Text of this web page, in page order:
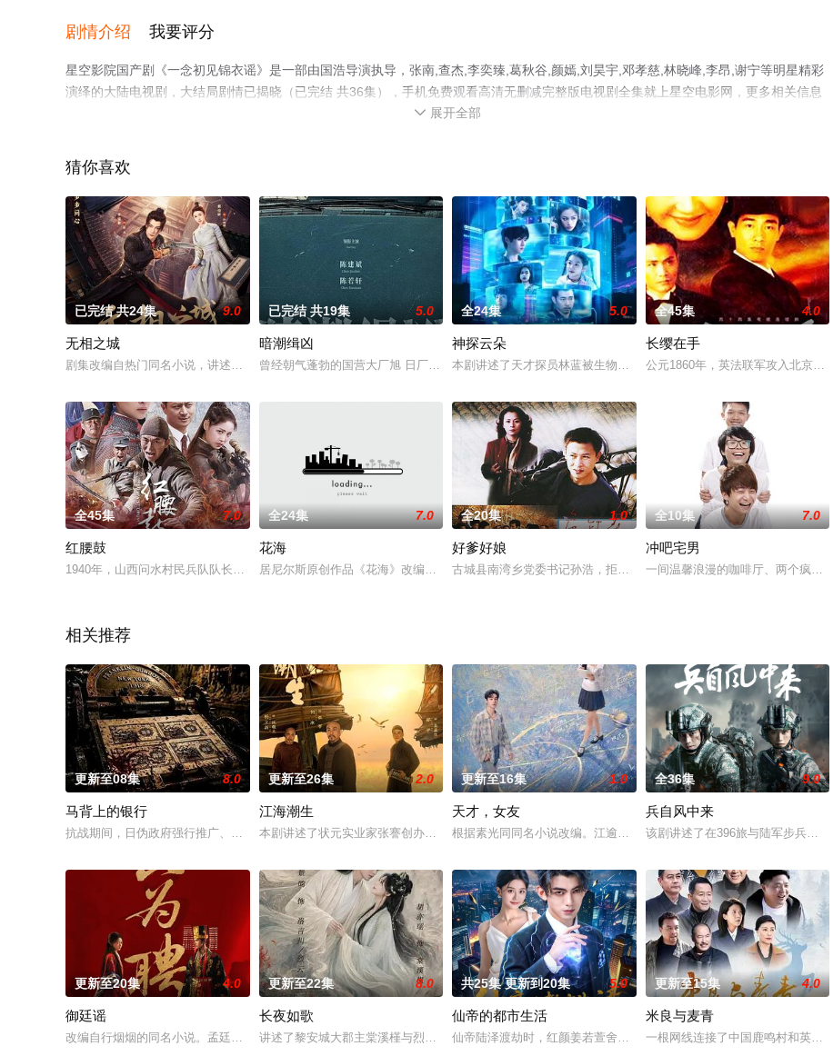
剧情介绍 我要评分
星空影院国产剧《一念初见锦衣谣》是一部由国浩导演执导，张南,查杰,李奕臻,葛秋谷,颜嫣,刘昊宇,邓孝慈,林晓峰,李昂,谢宁等明星精彩
演绎的大陆电视剧，大结局剧情已揭晓（已完结 共36集），手机免费观看高清无删减完整版电视剧全集就上星空电影网，更多相关信息
 展开全部
猜你喜欢
已完结 共24集 9.0
无相之城
剧集改编自热门同名小说，讲述少女仵作许琳琅因血案卷入江湖，与鹿九、司马箜组成热血三人组，在无相城等势力交织的“江湖暗网”中携手探案，
已完结 共19集 5.0
暗潮缉凶
曾经朝气蓬勃的国营大厂旭 日厂内，一具断 足女 尸被意外发现丢弃在废弃的排污水池中，死者是厂职工子女
全24集 5.0
神探云朵
本剧讲述了天才探员林蓝被生物光线照射，变成10岁大小的小萝莉，顶
全45集 4.0
长缨在手
公元1860年，英法联军攻入北京，
全45集 7.0
红腰鼓
1940年，山西问水村民兵队队长窦三喜召集邻村的民兵骨干开会，商讨如何端掉伪军据点薛山寨事宜，但因奸细出卖，所有人壮烈牺牲，缺席会议
全24集 7.0
花海
居尼尔斯原创作品《花海》改编，讲述了校园女神祝年年和无厘头大姐大陈静安阴差阳错互换身份的故事。陈
全20集 1.0
好爹好娘
古城县南湾乡党委书记孙浩，拒绝上缴二百万摊派款，县委书记陈志远
全10集 7.0
冲吧宅男
一间温馨浪漫的咖啡厅、两个疯狂
相关推荐
更新至08集 8.0
马背上的银行
抗战期间，日伪政府强行推广、使用由“中国准备银行”发行的伪钞货币。根据党中央指示，高景波、徐邵梁、孙希光和黄鹰等人开始筹备建立冀南银
更新至26集 2.0
江海潮生
本剧讲述了状元实业家张謇创办大生企业，实业报国的故事。甲午战争后，国家蒙羞，张謇虽高中状元，却渴
更新至16集 1.0
天才，女友
根据素光同同名小说改编。江逾白长大以后，林知夏忽然对他说：“江
全36集 9.0
兵自风中来
该剧讲述了在396旅与陆军步兵学
更新至20集 4.0
御廷谣
改编自行烟烟的同名小说。孟廷辉，大平王朝有史以来个以女子进士科三元及第入翰林院的奇女子。十年前的她被他从死人堆里救出来，蓬头垢面口
更新至22集 8.0
长夜如歌
讲述了黎安城大郡主棠溪槿与烈云峥之间曲折动人的情感，以及他们在复杂局势中坚守初心、勇敢面对困难的
共25集 更新到20集 5.0
仙帝的都市生活
仙帝陆泽渡劫时，红颜姜若萱舍身相救，残魂随玉玲珑流落蓝星。陆泽
更新至15集 4.0
米良与麦青
一根网线连接了中国鹿鸣村和英国